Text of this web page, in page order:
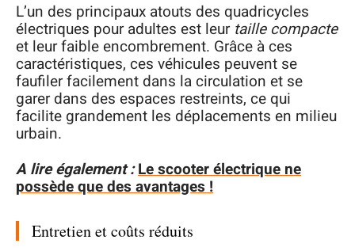
L’un des principaux atouts des quadricycles
électriques pour adultes est leur taille compacte
et leur faible encombrement. Grâce à ces
caractéristiques, ces véhicules peuvent se
faufiler facilement dans la circulation et se
garer dans des espaces restreints, ce qui
facilite grandement les déplacements en milieu
urbain.
A lire également : Le scooter électrique ne
possède que des avantages !
Entretien et coûts réduits